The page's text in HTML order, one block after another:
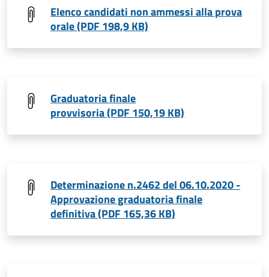
Elenco candidati non ammessi alla prova
orale (PDF 198,9 KB)
Graduatoria finale
provvisoria (PDF 150,19 KB)
Determinazione n.2462 del 06.10.2020 -
Approvazione graduatoria finale
definitiva (PDF 165,36 KB)